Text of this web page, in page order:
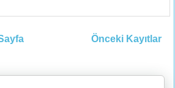
Önceki Kayıtlar